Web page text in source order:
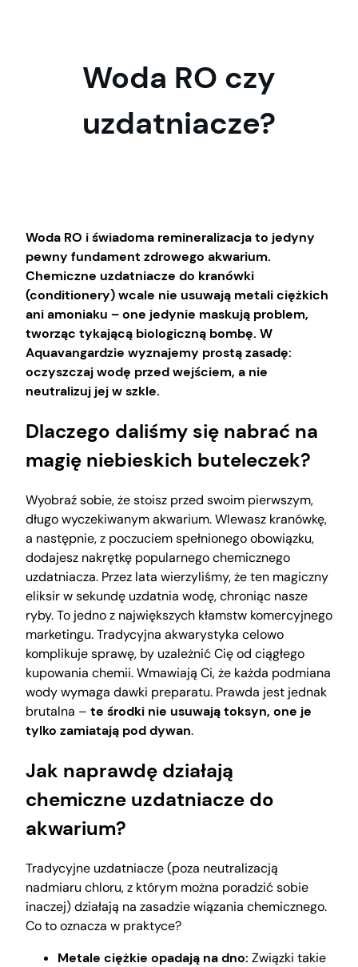
Woda RO czy
uzdatniacze?
Woda RO i świadoma remineralizacja to jedyny
pewny fundament zdrowego akwarium.
Chemiczne uzdatniacze do kranówki
(conditionery) wcale nie usuwają metali ciężkich
ani amoniaku – one jedynie maskują problem,
tworząc tykającą biologiczną bombę. W
Aquavangardzie wyznajemy prostą zasadę:
oczyszczaj wodę przed wejściem, a nie
neutralizuj jej w szkle.
Dlaczego daliśmy się nabrać na
magię niebieskich buteleczek?
Wyobraź sobie, że stoisz przed swoim pierwszym,
długo wyczekiwanym akwarium. Wlewasz kranówkę,
a następnie, z poczuciem spełnionego obowiązku,
dodajesz nakrętkę popularnego chemicznego
uzdatniacza. Przez lata wierzyliśmy, że ten magiczny
eliksir w sekundę uzdatnia wodę, chroniąc nasze
ryby. To jedno z największych kłamstw komercyjnego
marketingu. Tradycyjna akwarystyka celowo
komplikuje sprawę, by uzależnić Cię od ciągłego
kupowania chemii. Wmawiają Ci, że każda podmiana
wody wymaga dawki preparatu. Prawda jest jednak
brutalna – te środki nie usuwają toksyn, one je
tylko zamiatają pod dywan.
Jak naprawdę działają
chemiczne uzdatniacze do
akwarium?
Tradycyjne uzdatniacze (poza neutralizacją
nadmiaru chloru, z którym można poradzić sobie
inaczej) działają na zasadzie wiązania chemicznego.
Co to oznacza w praktyce?
Metale ciężkie opadają na dno: Związki takie